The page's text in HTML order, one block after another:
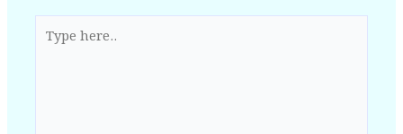
here..